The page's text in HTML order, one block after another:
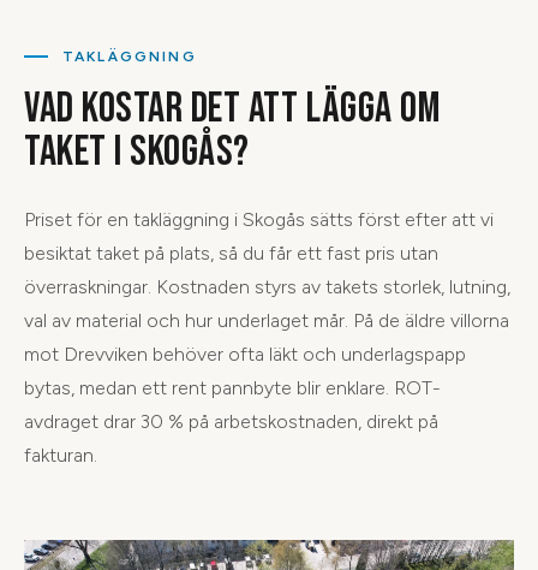
TAKLÄGGNING
VAD KOSTAR DET ATT LÄGGA OM
TAKET I SKOGÅS?
Priset för en takläggning i Skogås sätts först efter att vi
besiktat taket på plats, så du får ett fast pris utan
överraskningar. Kostnaden styrs av takets storlek, lutning,
val av material och hur underlaget mår. På de äldre villorna
mot Drevviken behöver ofta läkt och underlagspapp
bytas, medan ett rent pannbyte blir enklare. ROT-
avdraget drar 30 % på arbetskostnaden, direkt på
fakturan.